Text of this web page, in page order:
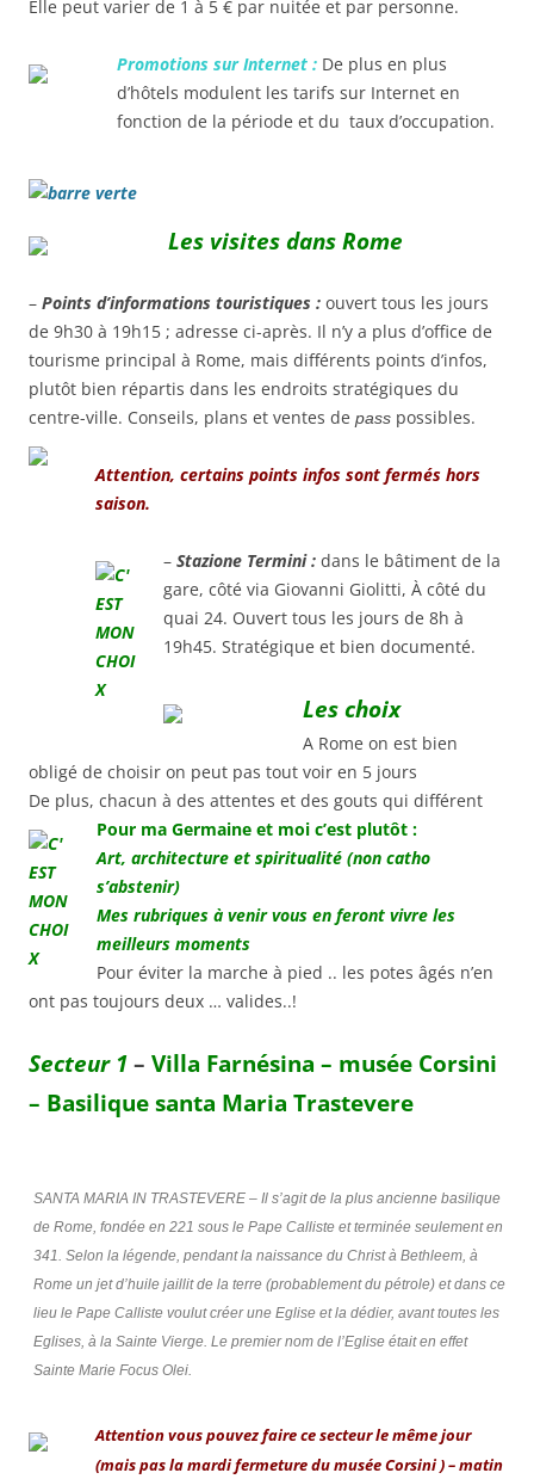
Elle peut varier de 1 à 5 € par nuitée et par personne.
Promotions sur Internet : De plus en plus
d’hôtels modulent les tarifs sur Internet en
fonction de la période et du taux d’occupation.
Les visites dans Rome
– Points d’informations touristiques : ouvert tous les jours
de 9h30 à 19h15 ; adresse ci-après. Il n’y a plus d’office de
tourisme principal à Rome, mais différents points d’infos,
plutôt bien répartis dans les endroits stratégiques du
centre-ville. Conseils, plans et ventes de pass possibles.
Attention, certains points infos sont fermés hors
saison.
– Stazione Termini : dans le bâtiment de la
gare, côté via Giovanni Giolitti, À côté du
quai 24. Ouvert tous les jours de 8h à
19h45. Stratégique et bien documenté.
Les choix
A Rome on est bien
obligé de choisir on peut pas tout voir en 5 jours
De plus, chacun à des attentes et des gouts qui différent
Pour ma Germaine et moi c’est plutôt :
Art, architecture et spiritualité (non catho
s’abstenir)
Mes rubriques à venir vous en feront vivre les
meilleurs moments
Pour éviter la marche à pied .. les potes âgés n’en
ont pas toujours deux … valides..!
Secteur 1 – Villa Farnésina – musée Corsini
– Basilique santa Maria Trastevere
SANTA MARIA IN TRASTEVERE – Il s’agit de la plus ancienne basilique
de Rome, fondée en 221 sous le Pape Calliste et terminée seulement en
341. Selon la légende, pendant la naissance du Christ à Bethleem, à
Rome un jet d’huile jaillit de la terre (probablement du pétrole) et dans ce
lieu le Pape Calliste voulut créer une Eglise et la dédier, avant toutes les
Eglises, à la Sainte Vierge. Le premier nom de l’Eglise était en effet
Sainte Marie Focus Olei.
Attention vous pouvez faire ce secteur le même jour
(mais pas la mardi fermeture du musée Corsini) –matin